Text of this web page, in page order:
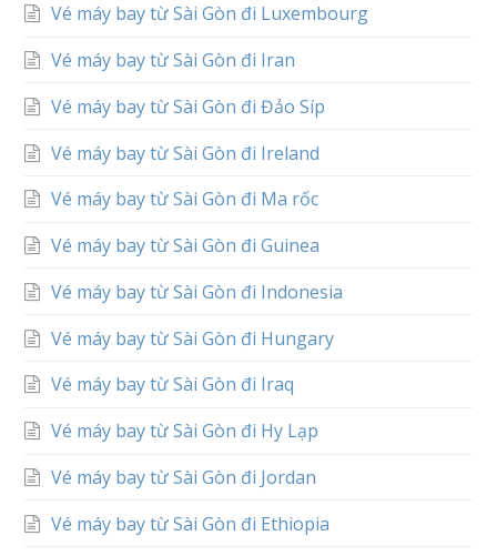
Vé máy bay từ Sài Gòn đi Luxembourg
Vé máy bay từ Sài Gòn đi Iran
Vé máy bay từ Sài Gòn đi Đảo Síp
Vé máy bay từ Sài Gòn đi Ireland
Vé máy bay từ Sài Gòn đi Ma rốc
Vé máy bay từ Sài Gòn đi Guinea
Vé máy bay từ Sài Gòn đi Indonesia
Vé máy bay từ Sài Gòn đi Hungary
Vé máy bay từ Sài Gòn đi Iraq
Vé máy bay từ Sài Gòn đi Hy Lạp
Vé máy bay từ Sài Gòn đi Jordan
Vé máy bay từ Sài Gòn đi Ethiopia